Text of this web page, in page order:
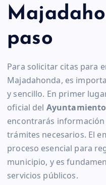
paso
Para solicitar citas para
Majadahonda, es
y sencillo. En primer
oficial del
encontrarás
trámites necesarios. El
proceso esencial para
municipio, y es
servicios públicos.